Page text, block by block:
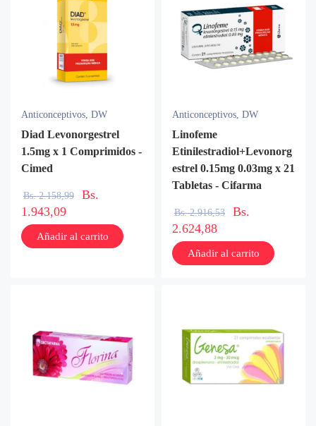
Anticonceptivos, DW
Diad Levonorgestrel
1.5mg x 1 Comprimidos -
Cimed
Bs.2.158,99
Bs.
1.943,09
Añadir al carrito
Anticonceptivos, DW
Linofeme
Etinilestradiol+Levonorg
estrel 0.15mg 0.03mg x 21
Tabletas - Cifarma
Bs.2.916,53
Bs.
2.624,88
Añadir al carrito